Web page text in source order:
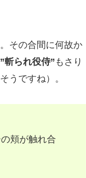
その合間に何故か
”斬られ役侍” もさり
うですね）。
頬が触れ合